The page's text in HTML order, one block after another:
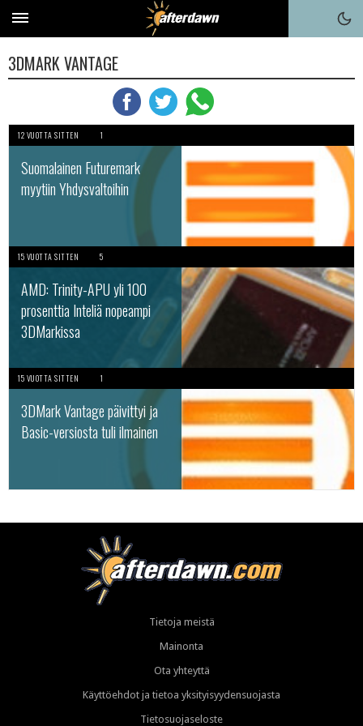
3DMARK VANTAGE
12 VUOTTA SITTEN 1
Suomalainen Futuremark
myytiin Yhdysvaltoihin
15 VUOTTA SITTEN 5
AMD: Trinity-APU yli 100
prosenttia Inteliä nopeampi
3DMarkissa
15 VUOTTA SITTEN 1
3DMark Vantage päivittyi ja
Basic-versiosta tuli ilmainen
Tietoja meistä
Mainonta
Ota yhteyttä
Käyttöehdot ja tietoa yksityisyydensuojasta
Tietosuojaseloste